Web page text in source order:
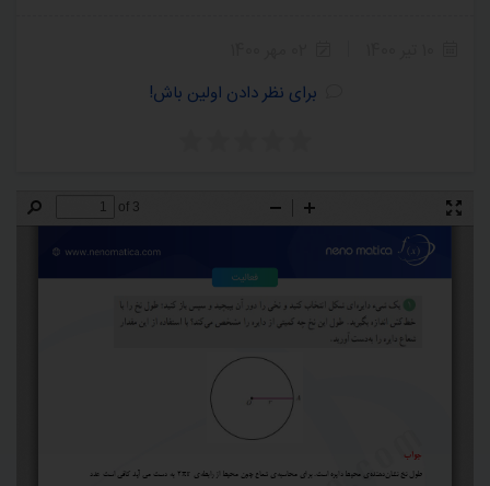
برای نظر دادن اولین باش!